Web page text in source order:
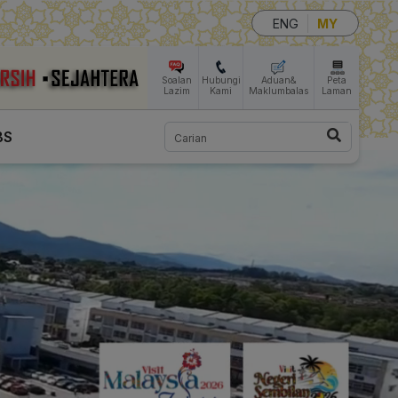
ENG MY
Soalan
Lazim
Hubungi
Kami
Aduan&
Maklumbalas
Peta
Laman
Carian